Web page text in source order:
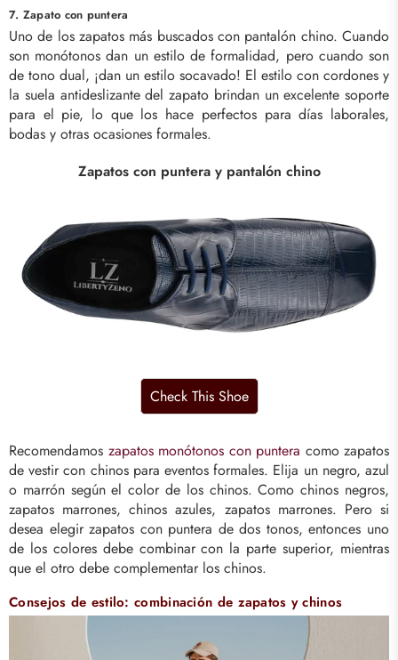
7. Zapato con puntera
Uno de los zapatos más buscados con pantalón chino. Cuando
son monótonos dan un estilo de formalidad, pero cuando son
de tono dual, ¡dan un estilo socavado! El estilo con cordones y
la suela antideslizante del zapato brindan un excelente soporte
para el pie, lo que los hace perfectos para días laborales,
bodas y otras ocasiones formales.
Zapatos con puntera y pantalón chino
Recomendamos zapatos monótonos con puntera como zapatos
de vestir con chinos para eventos formales. Elija un negro, azul
o marrón según el color de los chinos. Como chinos negros,
zapatos marrones, chinos azules, zapatos marrones. Pero si
desea elegir zapatos con puntera de dos tonos, entonces uno
de los colores debe combinar con la parte superior, mientras
que el otro debe complementar los chinos.
Consejos de estilo: combinación de zapatos y chinos